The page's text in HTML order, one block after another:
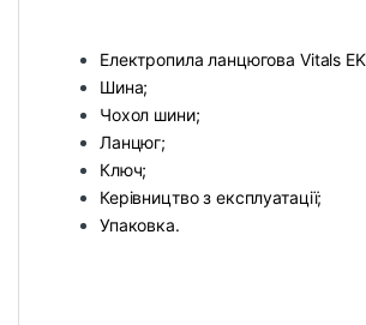
Електропила ланцюгова Vitals
Шина;
Чохол шини;
Ланцюг;
Ключ;
Керівництво з експлуатації;
Упаковка.